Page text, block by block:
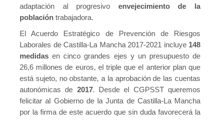
adaptación al progresivo envejecimiento de la
población trabajadora.
El Acuerdo Estratégico de Prevención de Riesgos
Laborales de Castilla-La Mancha 2017-2021 incluye 148
medidas en cinco grandes ejes y un presupuesto de
26,6 millones de euros, el triple que el anterior plan que
está sujeto, no obstante, a la aprobación de las cuentas
autonómicas de 2017. Desde el CGPSST queremos
felicitar al Gobierno de la Junta de Castilla-La Mancha
por la firma de este acuerdo que sin duda favorecerá la